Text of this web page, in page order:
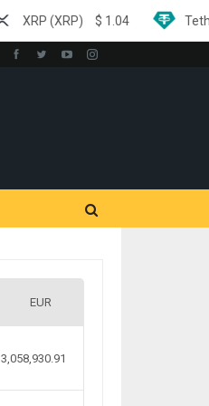
EUR
3,058,930.91
$ 1.04 Tether (USDT) $